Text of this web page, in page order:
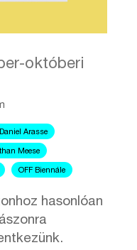
októberi
Daniel Arasse
Meese
OFF Biennále
hasonlóan